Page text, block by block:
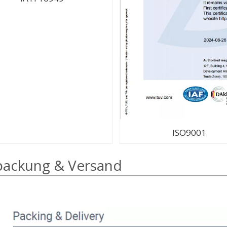
ISO9001
& Versand